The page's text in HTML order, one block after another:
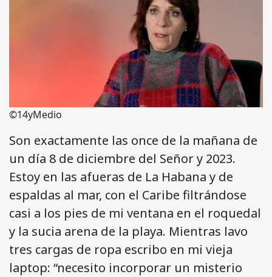
©14yMedio
Son exactamente las once de la mañana de
un día 8 de diciembre del Señor y 2023.
Estoy en las afueras de La Habana y de
espaldas al mar, con el Caribe filtrándose
casi a los pies de mi ventana en el roquedal
y la sucia arena de la playa. Mientras lavo
tres cargas de ropa escribo en mi vieja
laptop: “necesito incorporar un misterio